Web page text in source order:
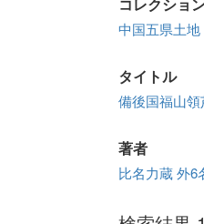
中国五県土
タイトル
備後国福山
著者
比名力蔵 外6